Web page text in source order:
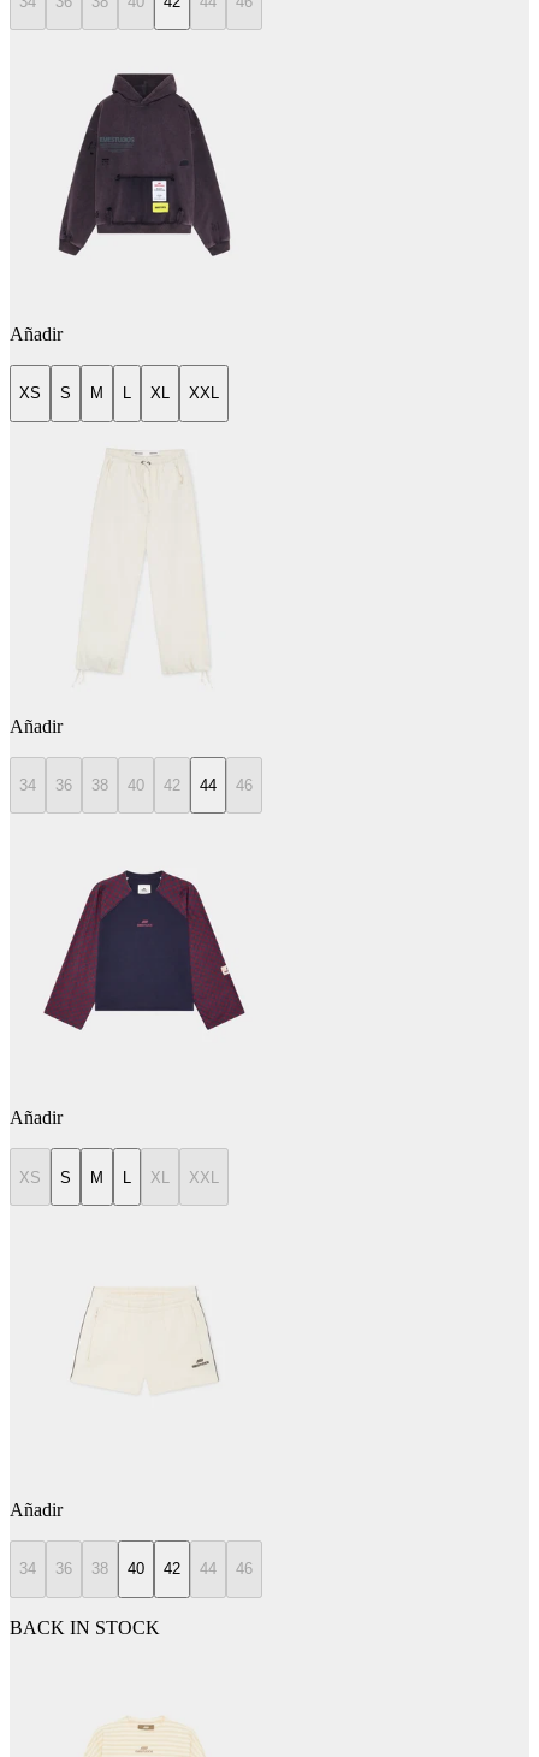
Añadir
XS S M L XL XXL
Añadir
34 36 38 40 42 44 46
Añadir
XS S M L XL XXL
Añadir
34 36 38 40 42 44 46
BACK IN STOCK